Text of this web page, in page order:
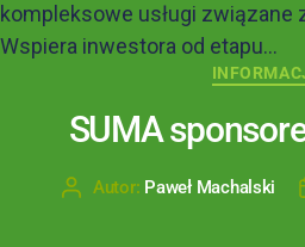
kompleksowe usługi związane
Wspiera inwestora od etapu...
SUMA
Autor: Paweł Machalski